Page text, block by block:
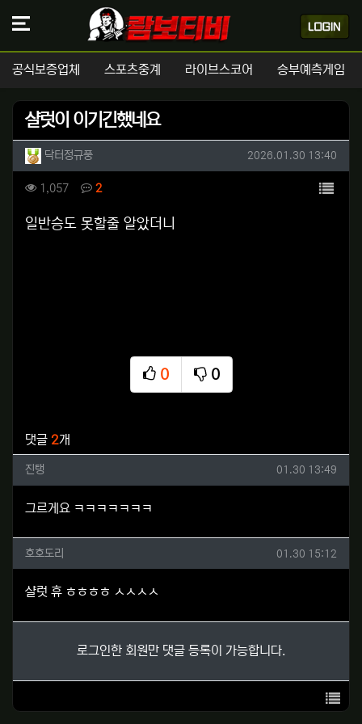
공식보증업체 스포츠중계 라이브스코어 승부예측게임
샬럿이 이기긴했네요
작성자 정보
닥터정규풍작성 작성일
2026.01.30 13:40
컨텐츠 정보
1,057조회 2댓글 목록
본문
일반승도 못할줄 알았더니
0
추천
0
비추천
댓글 2개
진탱님의 댓글
진탱 작성일
01.30 13:49
그르게요 ㅋㅋㅋㅋㅋㅋㅋ
호호도리님의 댓글
호호도리 작성일
01.30 15:12
샬럿 휴 ㅎㅎㅎㅎ ㅅㅅㅅㅅ
로그인한 회원만 댓글 등록이 가능합니다.
목록